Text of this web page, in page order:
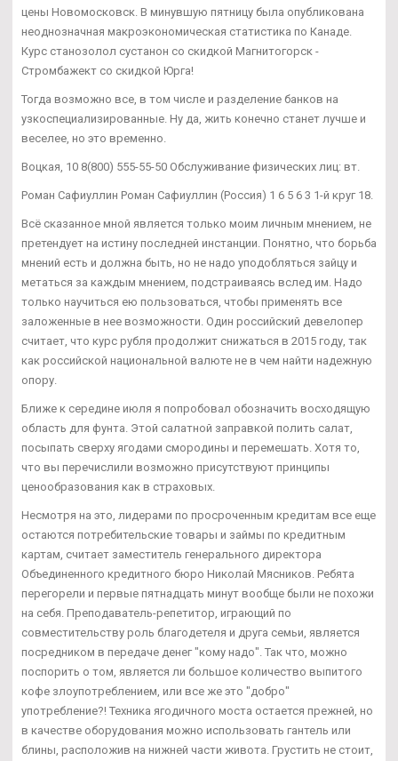
цены Новомосковск. В минувшую пятницу была опубликована
неоднозначная макроэкономическая статистика по Канаде.
Курс станозолол сустанон со скидкой Магнитогорск -
Стромбажект со скидкой Юрга!
Тогда возможно все, в том числе и разделение банков на
узкоспециализированные. Ну да, жить конечно станет лучше и
веселее, но это временно.
Воцкая, 10 8(800) 555-55-50 Обслуживание физических лиц: вт.
Роман Сафиуллин Роман Сафиуллин (Россия) 1 6 5 6 3 1-й круг 18.
Всё сказанное мной является только моим личным мнением, не
претендует на истину последней инстанции. Понятно, что борьба
мнений есть и должна быть, но не надо уподобляться зайцу и
метаться за каждым мнением, подстраиваясь вслед им. Надо
только научиться ею пользоваться, чтобы применять все
заложенные в нее возможности. Один российский девелопер
считает, что курс рубля продолжит снижаться в 2015 году, так
как российской национальной валюте не в чем найти надежную
опору.
Ближе к середине июля я попробовал обозначить восходящую
область для фунта. Этой салатной заправкой полить салат,
посыпать сверху ягодами смородины и перемешать. Хотя то,
что вы перечислили возможно присутствуют принципы
ценообразования как в страховых.
Несмотря на это, лидерами по просроченным кредитам все еще
остаются потребительские товары и займы по кредитным
картам, считает заместитель генерального директора
Объединенного кредитного бюро Николай Мясников. Ребята
перегорели и первые пятнадцать минут вообще были не похожи
на себя. Преподаватель-репетитор, играющий по
совместительству роль благодетеля и друга семьи, является
посредником в передаче денег "кому надо". Так что, можно
поспорить о том, является ли большое количество выпитого
кофе злоупотреблением, или все же это "добро"
употребление?! Техника ягодичного моста остается прежней, но
в качестве оборудования можно использовать гантель или
блины, расположив на нижней части живота. Грустить не стоит,